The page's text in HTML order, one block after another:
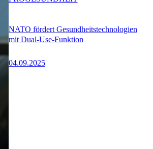
NATO fördert Gesundheitstechnologien
mit Dual-Use-Funktion
04.09.2025